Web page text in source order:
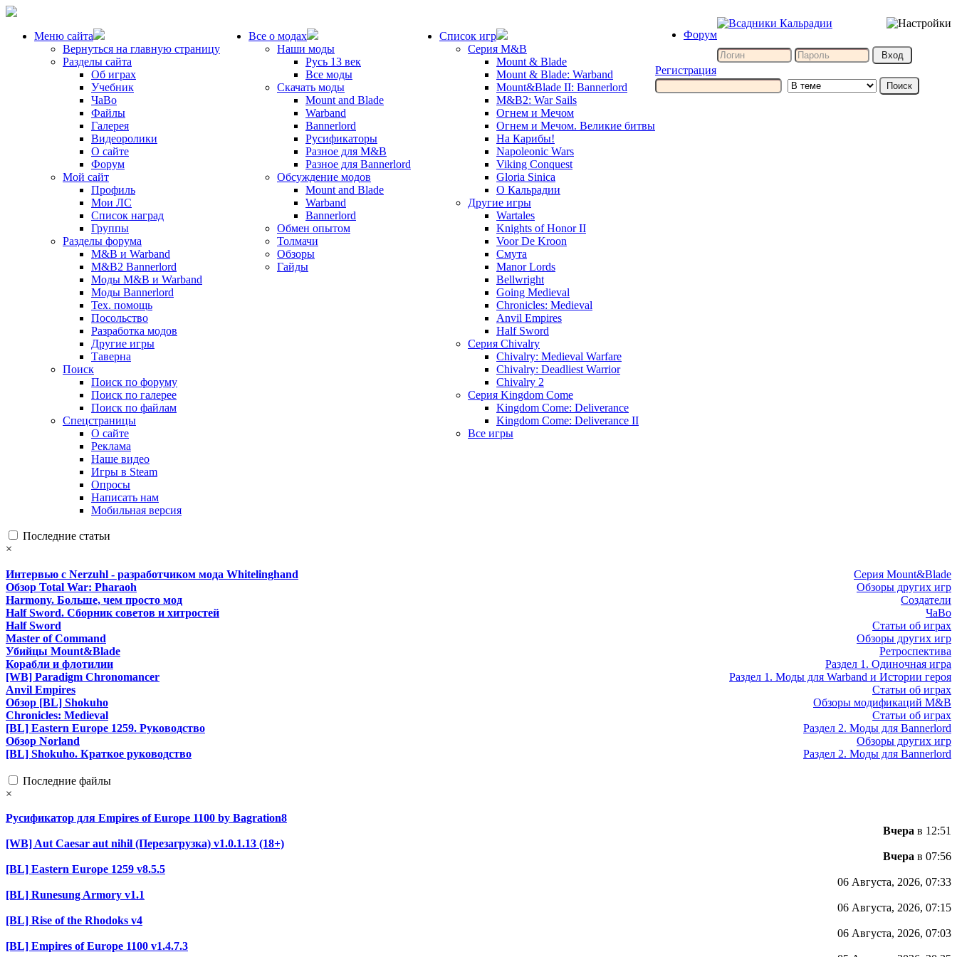
Меню сайта
Вернуться на главную страницу
Разделы сайта
Об играх
Учебник
ЧаВо
Файлы
Галерея
Видеоролики
О сайте
Форум
Мой сайт
Профиль
Мои ЛС
Список наград
Группы
Разделы форума
M&B и Warband
M&B2 Bannerlord
Моды M&B и Warband
Моды Bannerlord
Тех. помощь
Посольство
Разработка модов
Другие игры
Таверна
Поиск
Поиск по форуму
Поиск по галерее
Поиск по файлам
Спецстраницы
О сайте
Реклама
Наше видео
Игры в Steam
Опросы
Написать нам
Мобильная версия
Все о модах
Наши моды
Русь 13 век
Все моды
Скачать моды
Mount and Blade
Warband
Bannerlord
Русификаторы
Разное для M&B
Разное для Bannerlord
Обсуждение модов
Mount and Blade
Warband
Bannerlord
Обмен опытом
Толмачи
Обзоры
Гайды
Список игр
Серия M&B
Mount & Blade
Mount & Blade: Warband
Mount&Blade II: Bannerlord
M&B2: War Sails
Огнем и Мечом
Огнем и Мечом. Великие битвы
На Карибы!
Napoleonic Wars
Viking Conquest
Gloria Sinica
О Кальрадии
Другие игры
Wartales
Knights of Honor II
Voor De Kroon
Смута
Manor Lords
Bellwright
Going Medieval
Chronicles: Medieval
Anvil Empires
Half Sword
Серия Chivalry
Chivalry: Medieval Warfare
Chivalry: Deadliest Warrior
Chivalry 2
Серия Kingdom Come
Kingdom Come: Deliverance
Kingdom Come: Deliverance II
Все игры
Форум
Регистрация
Последние статьи
×
Серия Mount&Blade
Интервью с Nerzuhl - разработчиком мода Whitelinghand
Обзоры других игр
Обзор Total War: Pharaoh
Создатели
Harmony. Больше, чем просто мод
ЧаВо
Half Sword. Сборник советов и хитростей
Статьи об играх
Half Sword
Обзоры других игр
Master of Command
Ретроспектива
Убийцы Mount&Blade
Раздел 1. Одиночная игра
Корабли и флотилии
Раздел 1. Моды для Warband и Истории героя
[WB] Paradigm Chronomancer
Статьи об играх
Anvil Empires
Обзоры модификаций M&B
Обзор [BL] Shokuho
Статьи об играх
Chronicles: Medieval
Раздел 2. Моды для Bannerlord
[BL] Eastern Europe 1259. Руководство
Обзоры других игр
Обзор Norland
Раздел 2. Моды для Bannerlord
[BL] Shokuho. Краткое руководство
Последние файлы
×
Русификатор для Empires of Europe 1100 by Bagration8
Вчера в 12:51
[WB] Aut Caesar aut nihil (Перезагрузка) v1.0.1.13 (18+)
Вчера в 07:56
[BL] Eastern Europe 1259 v8.5.5
06 Августа, 2026, 07:33
[BL] Runesung Armory v1.1
06 Августа, 2026, 07:15
[BL] Rise of the Rhodoks v4
06 Августа, 2026, 07:03
[BL] Empires of Europe 1100 v1.4.7.3